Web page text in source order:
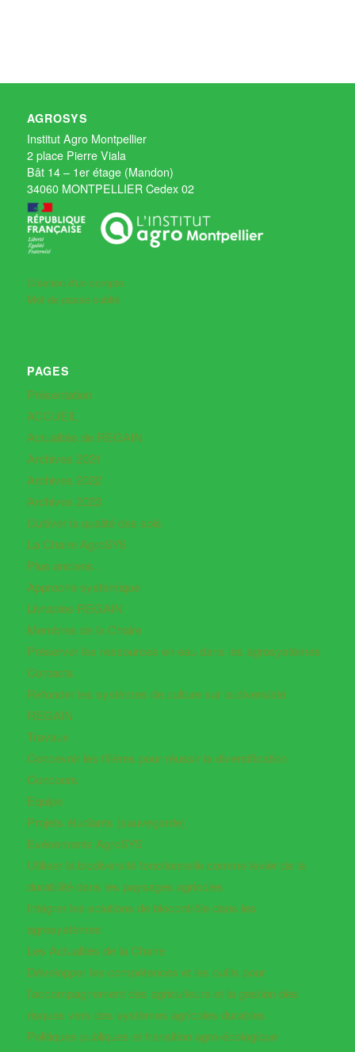
AGROSYS
Institut Agro Montpellier
2 place Pierre Viala
Bât 14 – 1er étage (Mandon)
34060 MONTPELLIER Cedex 02
Création d'un compte
Mot de passe oublié
PAGES
Présentation
ACCUEIL
Actualités de REGAIN
Archives 2021
Archives 2022
Archives 2023
Cultiver la qualité des sols
La Chaire AgroSYS
Plus anciens…
Approche systémique
Livrables REGAIN
Membres de la Chaire
Préserver les ressources en eau dans les agrosystèmes
Contacts
Refonder les systèmes de culture sur la diversisté
REGAIN
Travaux
Concevoir les filières pour réussir la diversification
Concours
Equipe
Projets étudiants (sauvegarde)
Evénements AgroSYS
Utiliser la biodiversité fonctionnelle comme levier de la
durabilité dans les paysages agricoles
Intégrer les solutions de biocontrôle dans les
agrosystèmes
Les Actualités de la Chaire
Développer les compétences et les outils pour
l’accompagnement des agriculteurs et la gestion des
risques vers des systèmes agricoles durables
Politiques publiques et transition agro-écologique